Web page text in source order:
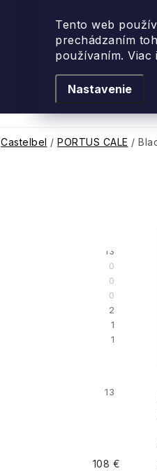
Tento web
prechádzaním
používaním. Viac
Nastavenie
Podľa vône
Castelbel / PORTUS CALE /
13
0
0
0
2
1
1
13
108 €